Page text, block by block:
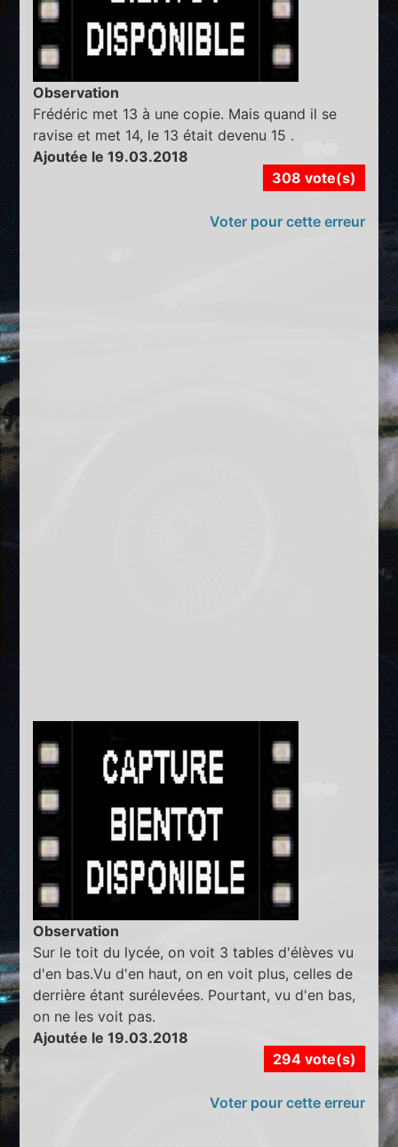
Observation
Frédéric met 13 à une copie. Mais quand il se
ravise et met 14, le 13 était devenu 15 .
Ajoutée le 19.03.2018
308 vote(s)
Voter pour cette erreur
Observation
Sur le toit du lycée, on voit 3 tables d'élèves vu
d'en bas.Vu d'en haut, on en voit plus, celles de
derrière étant surélevées. Pourtant, vu d'en bas,
on ne les voit pas.
Ajoutée le 19.03.2018
294 vote(s)
Voter pour cette erreur